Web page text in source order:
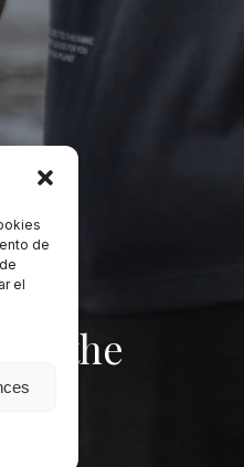
de
el
the